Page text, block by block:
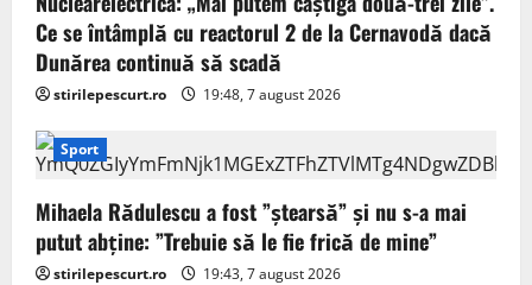
Ce se întâmplă cu reactorul 2 de la Cernavodă dacă
Dunărea continuă să scadă
stirilepescurt.ro 19:48, 7 august 2026
Sport
Mihaela Rădulescu a fost ”ștearsă” și nu s-a mai
putut abține: ”Trebuie să le fie frică de mine”
stirilepescurt.ro 19:43, 7 august 2026